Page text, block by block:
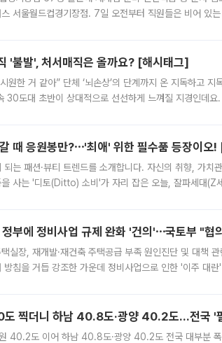
서울월드컵경기장점. 7일 오전부터 직원들은 비어 있
'불발', 처서매직은 올까요? [해시태그]
원한 거 같아” 단체 ‘뇌손상’의 단계까지 온 지독하고
30도대 초반이 상대적으로 선선하게 느껴질 지경인데
때 응원봉만?⋯'최애' 위한 필수품 등장이오!
되는 패션·뷰티 트렌드를 소개합니다. 자신의 취향, 가치
을 사는 '디토(Ditto) 소비'가 자리 잡은 오늘, 잘파세대(Z
정부에 정비사업 규제 완화 '건의'⋯국토부 "협
실장, 재개발·재건축 주택공급 부족 원인진단 및 대책
방침을 거듭 강조한 가운데 정비사업으로 인한 '이주 대
도 찍더니 하남 40.8도·광양 40.2도…전국 '
40.2도 이어 하남 40.8도·광양 40.2도 전국 대부분